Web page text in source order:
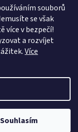
souborů
se však
více v bezpečí!
a rozvíjet
Více
Souhlasím
vyhrazena.Upravit